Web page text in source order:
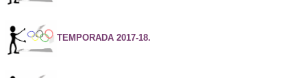
TEMPORADA 2017-18.